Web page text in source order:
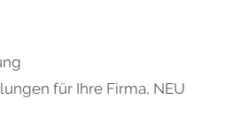
für Ihre Firma, NEU